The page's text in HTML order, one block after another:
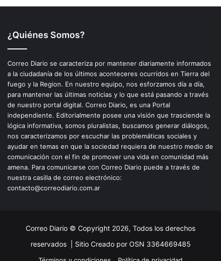
¿Quiénes Somos?
Correo Diario se caracteriza por mantener diariamente informados
a la ciudadanía de los últimos aconteceres ocurridos en Tierra del
fuego y la Region. En nuestro equipo, nos esforzamos día a día,
para mantener las últimas noticias y lo que está pasando a través
de nuestro portal digital. Correo Diario, es una Portal
independiente. Editorialmente posee una visión que trasciende la
lógica informativa, somos pluralistas, buscamos generar diálogos,
nos caracterizamos por escuchar las problemáticas sociales y
ayudar en temas en que la sociedad requiera de nuestro medio de
comunicación con el fin de promover una vida en comunidad más
amena. Para comunicarse con Correo Diario puede a través de
nuestra casilla de correo electrónico:
contacto@correodiario.com.ar
Correo Diario © Copyright 2026, Todos los derechos
reservados | Sitio Creado por OSN 3364669485